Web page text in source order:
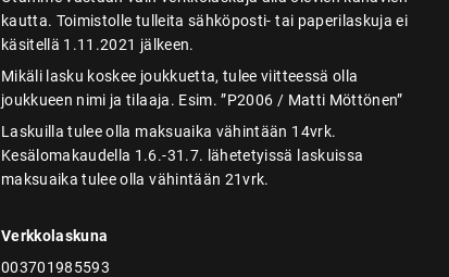
kautta. Toimistolle tulleita sähköposti- tai paperilaskuja ei
käsitellä 1.11.2021 jälkeen.
Mikäli lasku koskee joukkuetta, tulee viitteessä olla
joukkueen nimi ja tilaaja. Esim. ”P2006 / Matti Möttönen”
Laskuilla tulee olla maksuaika vähintään 14vrk.
Kesälomakaudella 1.6.-31.7. lähetetyissä laskuissa
maksuaika tulee olla vähintään 21vrk.
Verkkolaskuna
003701985593